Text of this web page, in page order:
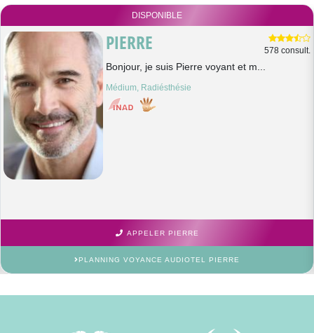
DISPONIBLE
PIERRE 578 consult.
Bonjour, je suis Pierre voyant et m...
Médium, Radiésthésie
APPELER PIERRE
PLANNING VOYANCE AUDIOTEL PIERRE